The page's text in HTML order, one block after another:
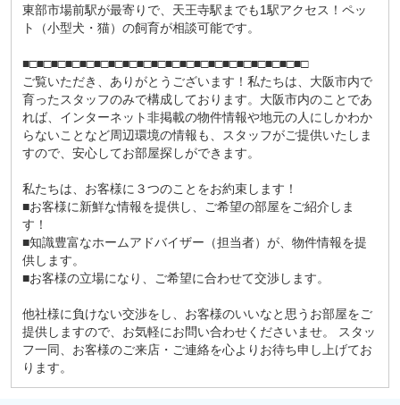
東部市場前駅が最寄りで、天王寺駅までも1駅アクセス！ペッ
ト（小型犬・猫）の飼育が相談可能です。
■□■□■□■□■□■□■□■□■□■□■□■□■□■□■□■□■□■□■□■□
ご覧いただき、ありがとうございます！私たちは、大阪市内で
育ったスタッフのみで構成しております。大阪市内のことであ
れば、インターネット非掲載の物件情報や地元の人にしかわか
らないことなど周辺環境の情報も、スタッフがご提供いたしま
すので、安心してお部屋探しができます。
私たちは、お客様に３つのことをお約束します！
■お客様に新鮮な情報を提供し、ご希望の部屋をご紹介しま
す！
■知識豊富なホームアドバイザー（担当者）が、物件情報を提
供します。
■お客様の立場になり、ご希望に合わせて交渉します。
他社様に負けない交渉をし、お客様のいいなと思うお部屋をご
提供しますので、お気軽にお問い合わせくださいませ。 スタッ
フ一同、お客様のご来店・ご連絡を心よりお待ち申し上げてお
ります。